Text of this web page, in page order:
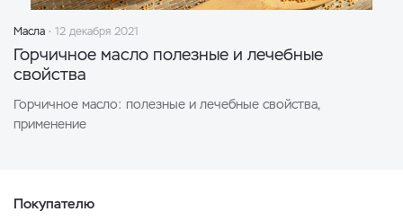
Масла 12 декабря 2021
Горчичное масло полезные и лечебные
свойства
Горчичное масло: полезные и лечебные свойства,
применение
Покупателю